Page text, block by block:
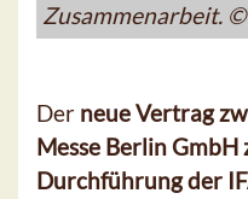
Zusammenarbeit.
Der neue Vertrag
Messe Berlin
Durchführung der